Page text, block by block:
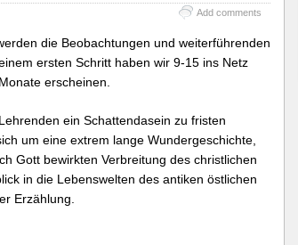
Add comments
die Beobachtungen und weiterführenden
ersten Schritt haben wir 9-15 ins Netz
erscheinen.
ein Schattendasein zu fristen
um eine extrem lange Wundergeschichte,
Gott bewirkten Verbreitung des christlichen
in die Lebenswelten des antiken östlichen
Erzählung.